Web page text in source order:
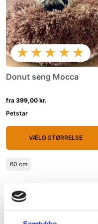
★★★★★
Donut seng Mocca
fra 399,00 kr.
Petstar
VÆLG STØRRELSE
60 cm